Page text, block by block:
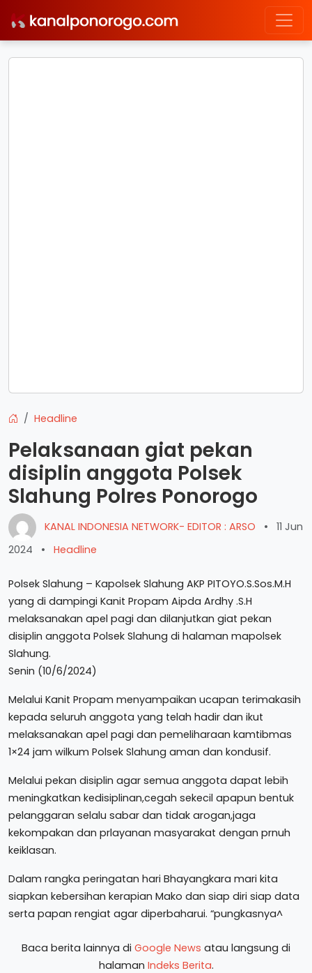
Headline
Pelaksanaan giat pekan
disiplin anggota Polsek
Slahung Polres Ponorogo
KANAL INDONESIA NETWORK- EDITOR : ARSO •
11 Jun
2024
• Headline
Polsek Slahung – Kapolsek Slahung AKP PITOYO.S.Sos.M.H
yang di dampingi Kanit Propam Aipda Ardhy .S.H
melaksanakan apel pagi dan dilanjutkan giat pekan
disiplin anggota Polsek Slahung di halaman mapolsek
Slahung.
Senin (10/6/2024)
Melalui Kanit Propam menyampaikan ucapan terimakasih
kepada seluruh anggota yang telah hadir dan ikut
melaksanakan apel pagi dan pemeliharaan kamtibmas
1×24 jam wilkum Polsek Slahung aman dan kondusif.
Melalui pekan disiplin agar semua anggota dapat lebih
meningkatkan kedisiplinan,cegah sekecil apapun bentuk
pelanggaran selalu sabar dan tidak arogan,jaga
kekompakan dan prlayanan masyarakat dengan prnuh
keiklasan.
Dalam rangka peringatan hari Bhayangkara mari kita
siapkan kebersihan kerapian Mako dan siap diri siap data
serta papan rengiat agar diperbaharui. “pungkasnya^
Baca berita lainnya di Google News atau langsung di
halaman Indeks Berita.